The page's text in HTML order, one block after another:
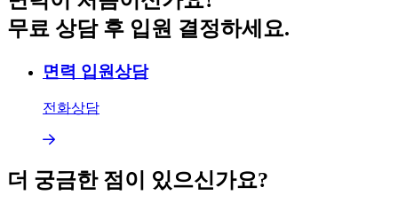
무료 상담 후 입원 결정하세요.
면력 입원상담
전화상담
더 궁금한 점이 있으신가요?